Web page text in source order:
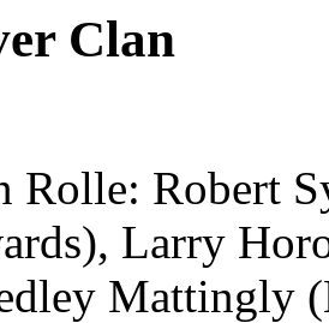
Clan
Rolle: Robert
Larry
Mattingly